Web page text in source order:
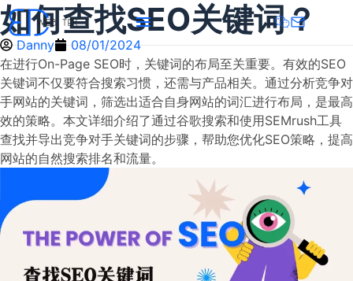
如何查找SEO关键词？
Danny
08/01/2024
在进行On-Page SEO时，关键词的布局至关重要。有效的SEO
关键词不仅要符合搜索习惯，还需与产品相关。通过分析竞争对
手网站的关键词，筛选出适合自身网站的词汇进行布局，是最高
效的策略。本文详细介绍了通过谷歌搜索和使用SEMrush工具
查找并导出竞争对手关键词的步骤，帮助您优化SEO策略，提高
网站的自然搜索排名和流量。